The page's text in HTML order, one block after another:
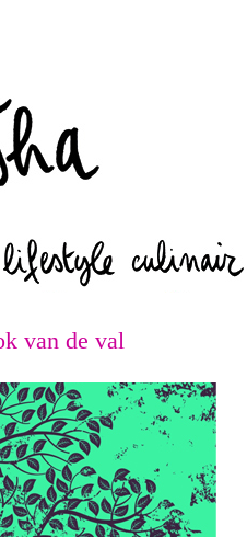
van de val